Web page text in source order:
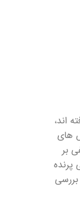
اند،
های
بر
پرنده